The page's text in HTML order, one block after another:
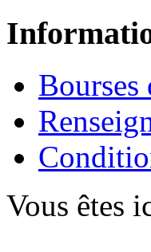
Bourses
Vous êtes